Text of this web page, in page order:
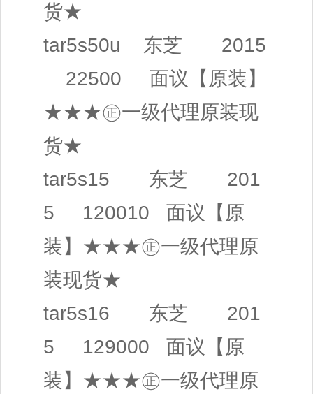
货★
tar5s50u 东芝 2015
22500 面议 【原装】
★★★㊣一级代理原装现
货★
tar5s15 东芝 201
5 120010 面议 【原
装】 ★★★㊣一级代理原
装现货★
tar5s16 东芝 201
5 129000 面议 【原
装】 ★★★㊣一级代理原